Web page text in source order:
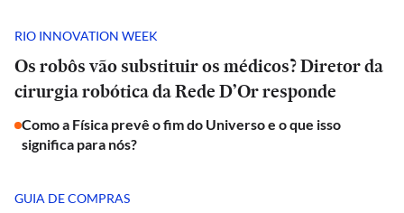
RIO INNOVATION WEEK
Os robôs vão substituir os médicos? Diretor da
cirurgia robótica da Rede D’Or responde
Como a Física prevê o fim do Universo e o que isso
significa para nós?
GUIA DE COMPRAS